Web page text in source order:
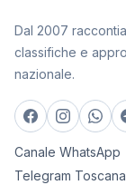
Dal 2007
classifiche e
nazionale.
Canale WhatsApp
Telegram